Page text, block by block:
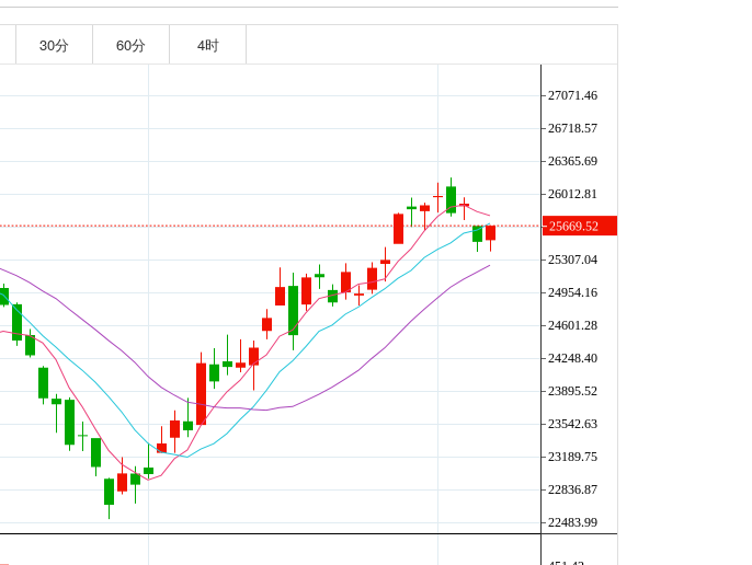
30分 60分
4时